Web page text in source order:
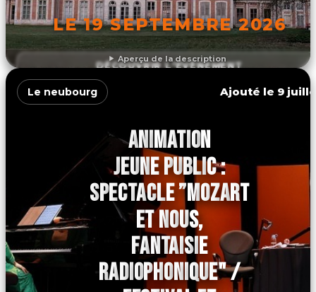
Aperçu de la description
LE 19 SEPTEMBRE 2026
DÉCOUVRIR L'ÉVÉNEMENT
Le neubourg Ajouté le 9
ANIMATION
JEUNE PUBLIC :
SPECTACLE ”MOZART
ET NOUS,
FANTAISIE
RADIOPHONIQUE" /